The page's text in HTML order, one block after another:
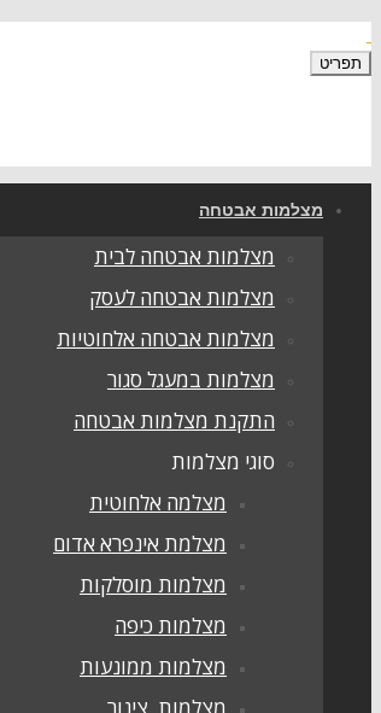
תפריט
מצלמות אבטחה
מצלמות אבטחה לבית
מצלמות אבטחה לעסק
מצלמות אבטחה אלחוטיות
מצלמות במעגל סגור
התקנת מצלמות אבטחה
סוגי מצלמות
מצלמה אלחוטית
מצלמת אינפרא אדום
מצלמות מוסלקות
מצלמות כיפה
מצלמות ממונעות